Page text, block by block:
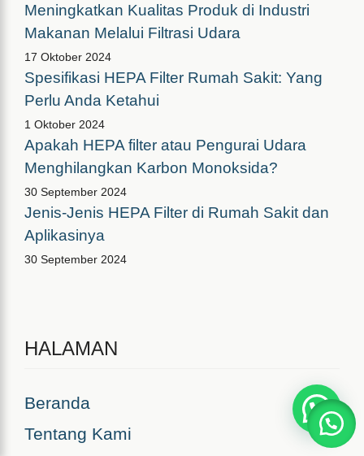
Meningkatkan Kualitas Produk di Industri
Makanan Melalui Filtrasi Udara
17 Oktober 2024
Spesifikasi HEPA Filter Rumah Sakit: Yang
Perlu Anda Ketahui
1 Oktober 2024
Apakah HEPA filter atau Pengurai Udara
Menghilangkan Karbon Monoksida?
30 September 2024
Jenis-Jenis HEPA Filter di Rumah Sakit dan
Aplikasinya
30 September 2024
HALAMAN
Beranda
Tentang Kami